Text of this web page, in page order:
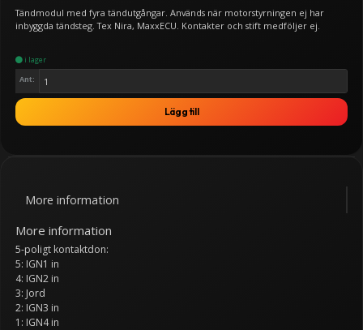
Tändmodul med fyra tändutgångar. Används när motorstyrningen ej har
inbyggda tändsteg. Tex Nira, MaxxECU. Kontakter och stift medföljer ej.
i lager
Ant:
Lägg till
More information
More information
5-poligt kontaktdon:
5: IGN1 in
4: IGN2 in
3: Jord
2: IGN3 in
1: IGN4 in